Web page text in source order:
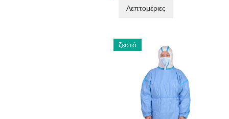
Λεπτομέριες
ζεστό